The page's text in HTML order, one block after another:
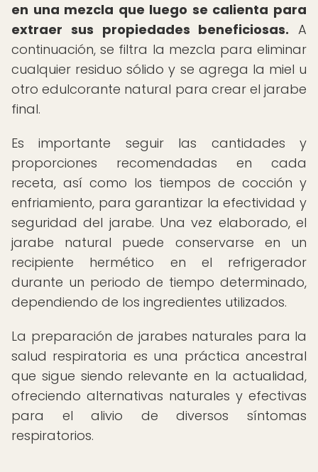
en una mezcla que luego se calienta para
extraer sus propiedades beneficiosas. A
continuación, se filtra la mezcla para eliminar
cualquier residuo sólido y se agrega la miel u
otro edulcorante natural para crear el jarabe
final.
Es importante seguir las cantidades y
proporciones recomendadas en cada
receta, así como los tiempos de cocción y
enfriamiento, para garantizar la efectividad y
seguridad del jarabe. Una vez elaborado, el
jarabe natural puede conservarse en un
recipiente hermético en el refrigerador
durante un periodo de tiempo determinado,
dependiendo de los ingredientes utilizados.
La preparación de jarabes naturales para la
salud respiratoria es una práctica ancestral
que sigue siendo relevante en la actualidad,
ofreciendo alternativas naturales y efectivas
para el alivio de diversos síntomas
respiratorios.